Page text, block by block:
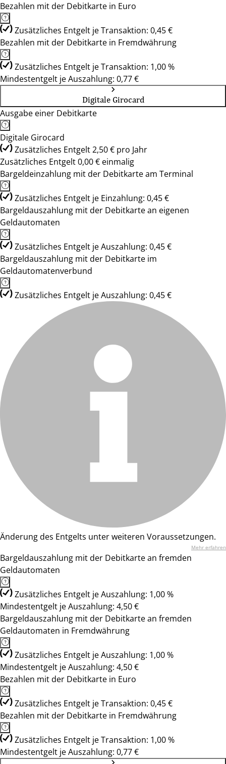
Bezahlen mit der Debitkarte in Euro
Zusätzliches Entgelt je Transaktion: 0,45 €
Bezahlen mit der Debitkarte in Fremdwährung
Zusätzliches Entgelt je Transaktion: 1,00 %
Mindestentgelt je Auszahlung: 0,77 €
Digitale Girocard
Ausgabe einer Debitkarte
Digitale Girocard
Zusätzliches Entgelt 2,50 € pro Jahr
Zusätzliches Entgelt 0,00 € einmalig
Bargeldeinzahlung mit der Debitkarte am Terminal
Zusätzliches Entgelt je Einzahlung: 0,45 €
Bargeldauszahlung mit der Debitkarte an eigenen
Geldautomaten
Zusätzliches Entgelt je Auszahlung: 0,45 €
Bargeldauszahlung mit der Debitkarte im
Geldautomatenverbund
Zusätzliches Entgelt je Auszahlung: 0,45 €
Änderung des Entgelts unter weiteren Voraussetzungen.
Mehr erfahren
Bargeldauszahlung mit der Debitkarte an fremden
Geldautomaten
Zusätzliches Entgelt je Auszahlung: 1,00 %
Mindestentgelt je Auszahlung: 4,50 €
Bargeldauszahlung mit der Debitkarte an fremden
Geldautomaten in Fremdwährung
Zusätzliches Entgelt je Auszahlung: 1,00 %
Mindestentgelt je Auszahlung: 4,50 €
Bezahlen mit der Debitkarte in Euro
Zusätzliches Entgelt je Transaktion: 0,45 €
Bezahlen mit der Debitkarte in Fremdwährung
Zusätzliches Entgelt je Transaktion: 1,00 %
Mindestentgelt je Auszahlung: 0,77 €